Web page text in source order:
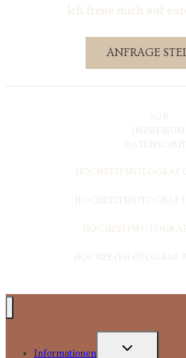
Ich freue mich auf
ANFRAGE
AGB
IMPRESSUM
HOCHZEITSFOTOGRAF
HOCHZEITSFOTOGRAF
HOCHZEITSFOTOGRAF
Informationen
UNTERMENÜ